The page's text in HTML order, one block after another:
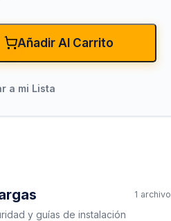
Añadir Al Carrito
a mi Lista
1 archivo
y guías de instalación